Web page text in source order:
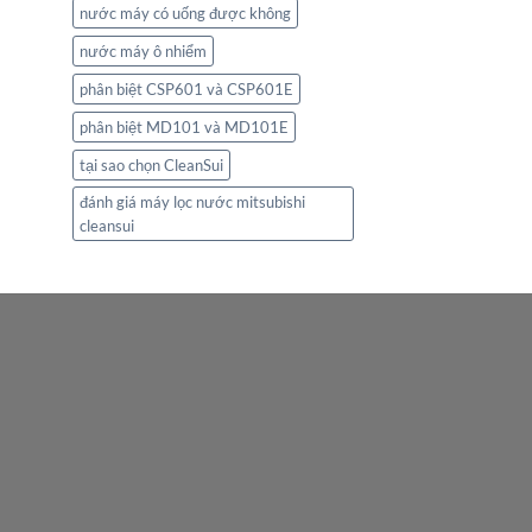
nước máy có uống được không
nước máy ô nhiểm
phân biệt CSP601 và CSP601E
phân biệt MD101 và MD101E
tại sao chọn CleanSui
đánh giá máy lọc nước mitsubishi
cleansui